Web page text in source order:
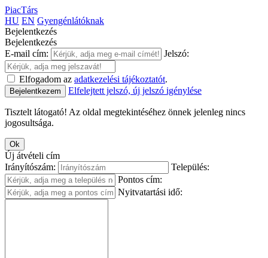
PiacTárs
HU EN Gyengénlátóknak
Bejelentkezés
Bejelentkezés
E-mail cím:
Jelszó:
Elfogadom az adatkezelési tájékoztatót.
Bejelentkezem Elfelejtett jelszó, új jelszó igénylése
Tisztelt látogató! Az oldal megtekintéséhez önnek jelenleg nincs
jogosultsága.
Ok
Új átvételi cím
Irányítószám:
Település:
Pontos cím:
Nyitvatartási idő: